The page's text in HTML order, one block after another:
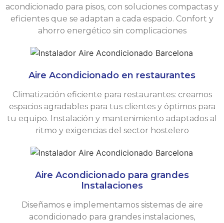
acondicionado para pisos, con soluciones compactas y
eficientes que se adaptan a cada espacio. Confort y
ahorro energético sin complicaciones
Aire Acondicionado en restaurantes
Climatización eficiente para restaurantes: creamos
espacios agradables para tus clientes y óptimos para
tu equipo. Instalación y mantenimiento adaptados al
ritmo y exigencias del sector hostelero
Aire Acondicionado para grandes
Instalaciones
Diseñamos e implementamos sistemas de aire
acondicionado para grandes instalaciones,